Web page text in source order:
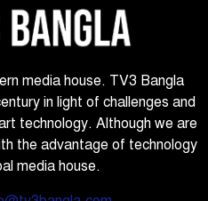
media house. TV3 Bangla
in light of challenges and
technology. Although we are
the advantage of technology
media house.